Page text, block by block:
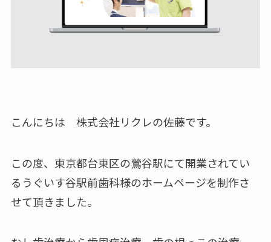
こんにちは 株式会社リクレの佐藤です。
この度、東京都台東区の鶯谷駅にて開業されてい
るうぐいす谷駅前歯科様のホームページを制作さ
せて頂きました。